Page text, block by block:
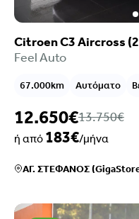
Citroen C3 Aircross
Feel Auto
67.000km Αυτόματο
12.650€13.750€
ή από 183€/μήνα
ΑΓ. ΣΤΕΦΑΝΟΣ